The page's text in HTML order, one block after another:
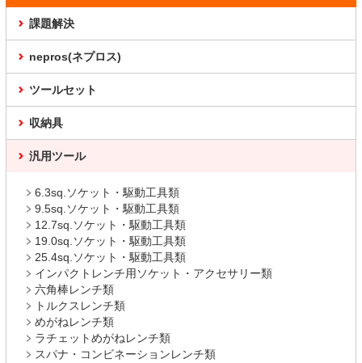
課題解決
nepros(ネプロス)
ツールセット
収納具
汎用ツール
6.3sq.ソケット・駆動工具類
9.5sq.ソケット・駆動工具類
12.7sq.ソケット・駆動工具類
19.0sq.ソケット・駆動工具類
25.4sq.ソケット・駆動工具類
インパクトレンチ用ソケット・アクセサリー類
六角棒レンチ類
トルクスレンチ類
めがねレンチ類
ラチェットめがねレンチ類
スパナ・コンビネーションレンチ類